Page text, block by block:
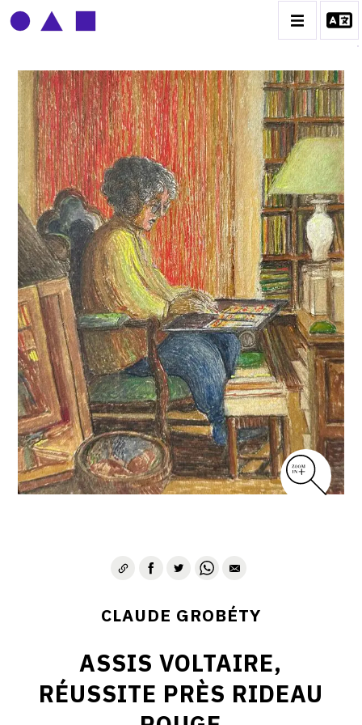
CLAUDE GROBÉTY
BIOGRAPHIE
CATALOGUE DES OEUVRES
CONTACT
CLAUDE GROBÉTY
ASSIS VOLTAIRE,
RÉUSSITE PRÈS RIDEAU